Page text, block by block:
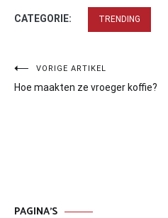
CATEGORIE: TRENDING
Bericht
navigatie
VORIGE ARTIKEL
Hoe maakten ze vroeger koffie?
PAGINA’S